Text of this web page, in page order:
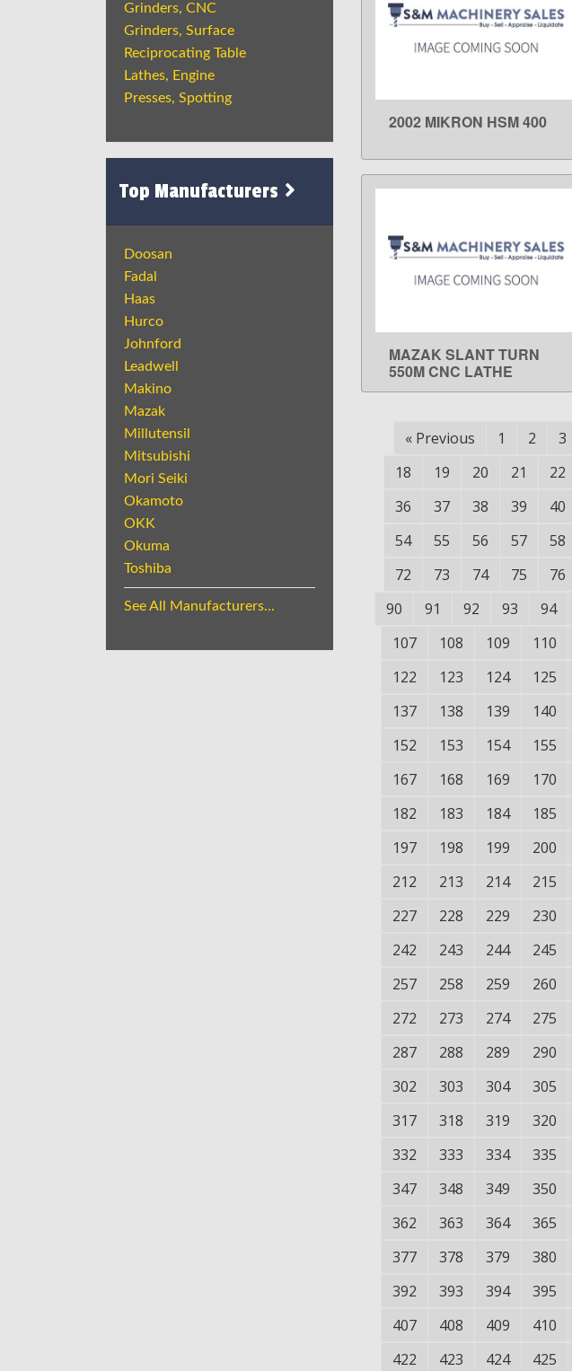
Grinders, CNC
Grinders, Surface
Reciprocating Table
Lathes, Engine
Presses, Spotting
Top Manufacturers
Doosan
Fadal
Haas
Hurco
Johnford
Leadwell
Makino
Mazak
Millutensil
Mitsubishi
Mori Seiki
Okamoto
OKK
Okuma
Toshiba
See All Manufacturers...
LEARN MORE
2002 MIKRON HSM 400
LEARN MORE
MAZAK SLANT TURN
550M CNC LATHE
« Previous 1 2 3
18
19 20 21 22
36
37 38 39 40
54
55 56 57 58
72
73 74 75 76
90
91 92 93 94
107
108 109 110
122
123 124 125
137
138 139 140
152
153 154 155
167
168 169 170
182
183 184 185
197
198 199 200
212
213 214 215
227
228 229 230
242
243 244 245
257
258 259 260
272
273 274 275
287
288 289 290
302
303 304 305
317
318 319 320
332
333 334 335
347
348 349 350
362
363 364 365
377
378 379 380
392
393 394 395
407
408 409 410
422
423 424 425